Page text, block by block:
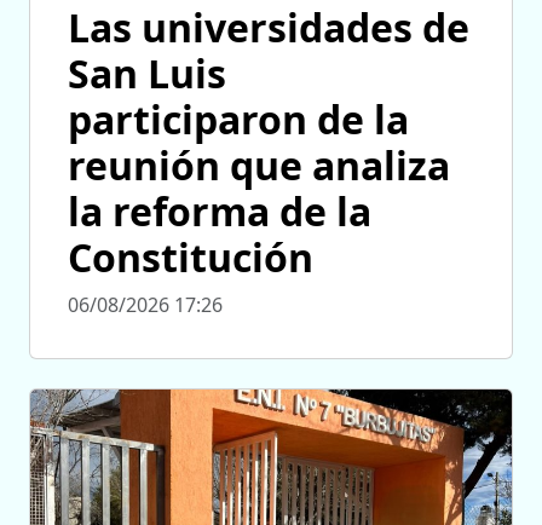
Las universidades de
San Luis
participaron de la
reunión que analiza
la reforma de la
Constitución
06/08/2026 17:26